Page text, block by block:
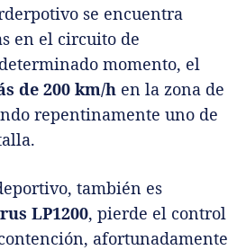
se encuentra
en el circuito de
momento, el
de 200 km/h en la zona de
repentinamente uno de
también es
LP1200, pierde el control
afortunadamente